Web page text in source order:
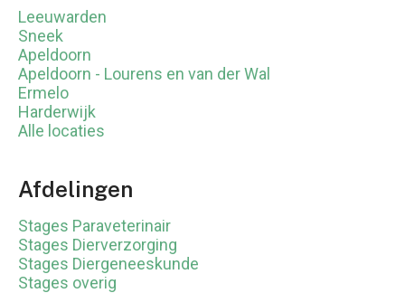
Leeuwarden
Sneek
Apeldoorn
Apeldoorn - Lourens en van der Wal
Ermelo
Harderwijk
Alle locaties
Afdelingen
Stages Paraveterinair
Stages Dierverzorging
Stages Diergeneeskunde
Stages overig